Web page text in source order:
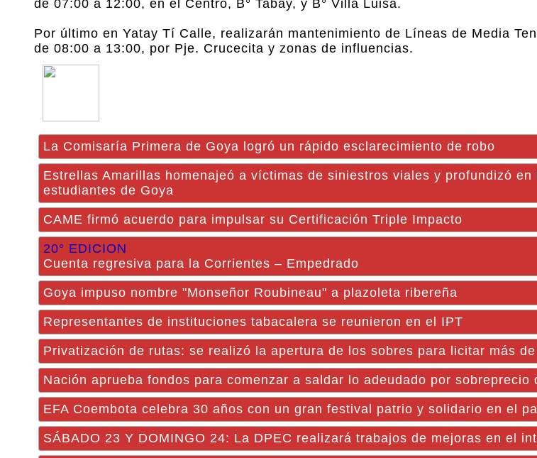
de 07:00 a 12:00, en el Centro, B° Tabay, y B° Villa Luisa.
Por último en Yatay Tí Calle, realizarán mantenimiento de Líneas de Media
de 08:00 a 13:00, por Pje. Crucecita y zonas de influencias.
La Comisaría Primera de Goya logró un rápido esclarecimiento de robo
Estrellas Amarillas homenajeó a víctimas de siniestros viales y profundizó en
estudiantes de Goya
CAME firmó acuerdo para impulsar su Certificación Triple Impacto
20° EDICION
Cuenta regresiva para la Corrientes – Empedrado
Goya impuso nombre "Monseñor Roubineau" a plazoleta ribereña
Representantes de instituciones tabacalera se reunieron en el IPT
Privatización de rutas: se realizó la apertura de los sobres para licitar más
Nación aprueba fondos para comenzar a saldar lo adeudado por sobreprecio
EFA Coembota celebra 30 años con un gran festival patrio y solidario en el
SÁBADO 23 Y DOMINGO 24: La DPEC realizará trabajos de mejoras en el